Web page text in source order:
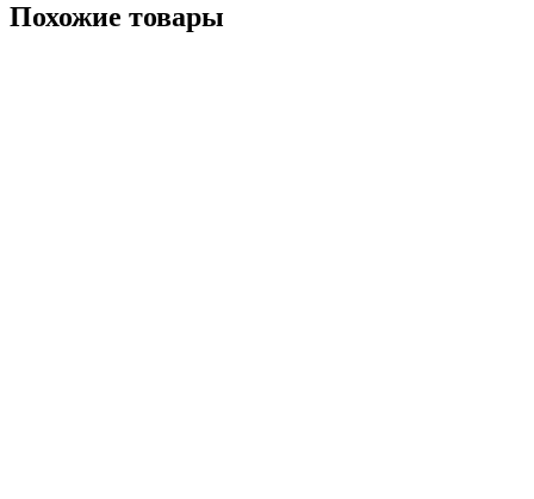
Похожие товары